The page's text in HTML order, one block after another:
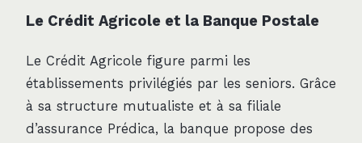
Le Crédit Agricole et la Banque Postale
Le Crédit Agricole figure parmi les
établissements privilégiés par les seniors. Grâce
à sa structure mutualiste et à sa filiale
d’assurance Prédica, la banque propose des